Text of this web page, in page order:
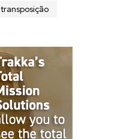
transposição